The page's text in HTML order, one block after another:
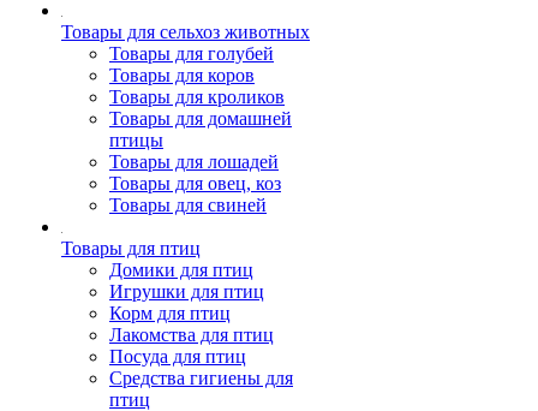
Товары для сельхоз животных
Товары для голубей
Товары для коров
Товары для кроликов
Товары для домашней
птицы
Товары для лошадей
Товары для овец, коз
Товары для свиней
Товары для птиц
Домики для птиц
Игрушки для птиц
Корм для птиц
Лакомства для птиц
Посуда для птиц
Средства гигиены для
птиц